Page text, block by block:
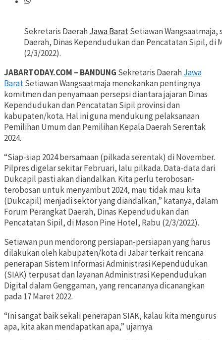
Sekretaris DaerahJawa BaratSetiawan
Daerah, Dinas Kependudukan dan Pencatatan Sipil, di
(2/3/2022).
JABARTODAY.COM – BANDUNG Sekretaris DaerahJawa
BaratSetiawan Wangsaatmaja menekankan pentingnya
komitmen dan penyamaan persepsi diantara jajaran Dinas
Kependudukan dan Pencatatan Sipil provinsi dan
kabupaten/kota. Hal ini guna mendukung pelaksanaan
Pemilihan Umum dan Pemilihan Kepala Daerah Serentak
2024.
“Siap-siap 2024 bersamaan (pilkada serentak) di November.
Pilpres digelar sekitar Februari, lalu pilkada. Data-data dari
Dukcapil pasti akan diandalkan. Kita perlu terobosan-
terobosan untuk menyambut 2024, mau tidak mau kita
(Dukcapil) menjadi sektor yang diandalkan,” katanya, dalam
Forum Perangkat Daerah, Dinas Kependudukan dan
Pencatatan Sipil, di Mason Pine Hotel, Rabu (2/3/2022).
Setiawan pun mendorong persiapan-persiapan yang harus
dilakukan oleh kabupaten/kota di Jabar terkait rencana
penerapan Sistem Informasi Administrasi Kependudukan
(SIAK) terpusat dan layanan Administrasi Kependudukan
Digital dalam Genggaman, yang rencananya dicanangkan
pada 17 Maret 2022.
“Ini sangat baik sekali penerapan SIAK, kalau kita mengurus
apa, kita akan mendapatkan apa,” ujarnya.